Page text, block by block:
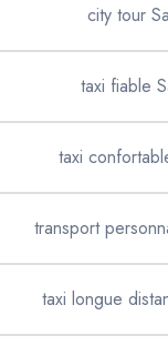
city tour
taxi fiable
taxi
transport
taxi longue